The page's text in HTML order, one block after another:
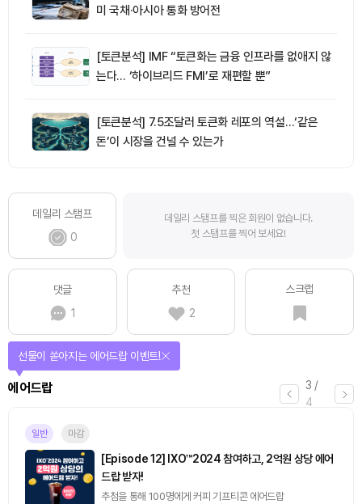
미 국채·아시아 통화 방어전
[토큰분석] IMF “토큰화는 금융 인프라를 없애지 않
는다… ‘하이브리드 FMI’로 재편할 뿐”
[토큰분석] 7.5조달러 토큰화 레포의 역설…‘같은
돈’이 시장을 건널 수 있는가
데일리 스탬프
0
데일리 스탬프를 찍은 회원이 없습니다.
첫 스탬프를 찍어 보세요!
댓글
1
추천
2
스크랩
3 /
4
에어드랍
선물이 쏟아지는 에어드랍 이벤트!
일반 마감
[Episode 12] IXO™2024 참여하고, 2억원 상당 에어
드랍 받자!
추첨을 통해 100명에게 커피 기프티콘 에어드랍